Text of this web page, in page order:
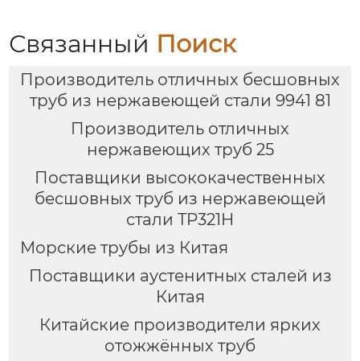
Связанный Поиск
Производитель отличных бесшовных
труб из нержавеющей стали 9941 81
Производитель отличных
нержавеющих труб 25
Поставщики высококачественных
бесшовных труб из нержавеющей
стали TP321H
Морские трубы из Китая
Поставщики аустенитных сталей из
Китая
Китайские производители ярких
отожжённых труб